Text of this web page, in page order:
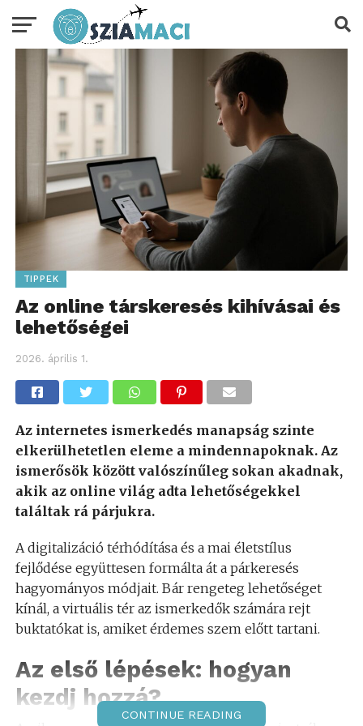
TIPPEK
Az online társkeresés kihívásai és
lehetőségei
2026. április 1.
Az internetes ismerkedés manapság szinte
elkerülhetetlen eleme a mindennapoknak. Az
ismerősök között valószínűleg sokan akadnak,
akik az online világ adta lehetőségekkel
találtak rá párjukra.
A digitalizáció térhódítása és a mai életstílus
fejlődése együttesen formálta át a párkeresés
hagyományos módjait. Bár rengeteg lehetőséget
kínál, a virtuális tér az ismerkedők számára rejt
buktatókat is, amiket érdemes szem előtt tartani.
Az első lépések: hogyan
kezdj hozzá?
CONTINUE READING